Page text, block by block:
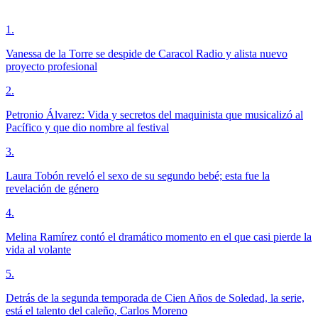
1 .
Vanessa de la Torre se despide de Caracol Radio y alista nuevo
proyecto profesional
2.
Petronio Álvarez: Vida y secretos del maquinista que musicalizó al
Pacífico y que dio nombre al festival
3.
Laura Tobón reveló el sexo de su segundo bebé; esta fue la
revelación de género
4.
Melina Ramírez contó el dramático momento en el que casi pierde la
vida al volante
5.
Detrás de la segunda temporada de Cien Años de Soledad, la serie,
está el talento del caleño, Carlos Moreno